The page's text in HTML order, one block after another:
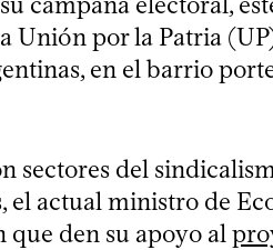
Unión por la Patria
en el barrio
sectores del
el actual ministro de
que den su apoyo al